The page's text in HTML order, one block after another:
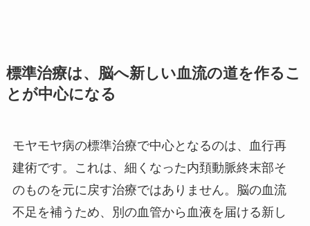
標準治療は、脳へ新しい血流の道を作るこ
とが中心になる
モヤモヤ病の標準治療で中心となるのは、血行再
建術です。これは、細くなった内頚動脈終末部そ
のものを元に戻す治療ではありません。脳の血流
不足を補うため、別の血管から血液を届ける新し